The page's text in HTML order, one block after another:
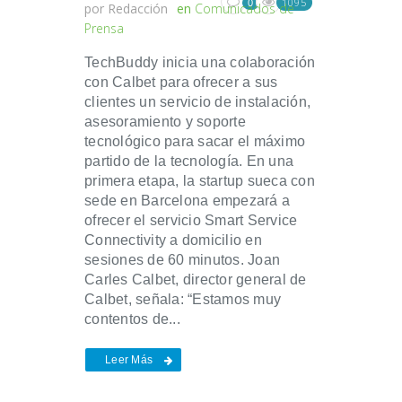
por Redacción en Comunicados de
Prensa
0
TechBuddy inicia una colaboración
con Calbet para ofrecer a sus
clientes un servicio de instalación,
asesoramiento y soporte
tecnológico para sacar el máximo
partido de la tecnología. En una
primera etapa, la startup sueca con
sede en Barcelona empezará a
ofrecer el servicio Smart Service
Connectivity a domicilio en
sesiones de 60 minutos. Joan
Carles Calbet, director general de
Calbet, señala: “Estamos muy
contentos de...
Leer Más